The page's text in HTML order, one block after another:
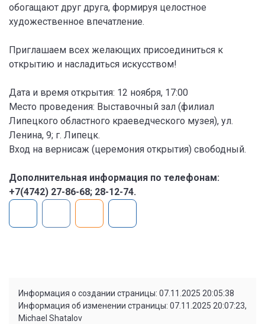
обогащают друг друга, формируя целостное
художественное впечатление.
Приглашаем всех желающих присоединиться к
открытию и насладиться искусством!
Дата и время открытия: 12 ноября, 17:00
Место проведения: Выставочный зал (филиал
Липецкого областного краеведческого музея), ул.
Ленина, 9; г. Липецк.
Вход на вернисаж (церемония открытия) свободный.
Дополнительная информация по телефонам:
+7(4742) 27-86-68; 28-12-74.
Информация о создании страницы: 07.11.2025 20:05:38
Информация об изменении страницы: 07.11.2025 20:07:23,
Michael Shatalov